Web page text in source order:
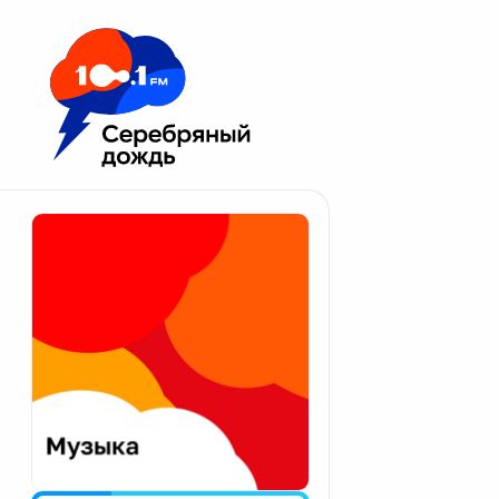
Москва 100.1 FM
Апатиты
Екатеринбург
Калининград
Калуга